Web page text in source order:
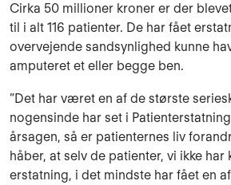
Cirka 50 millioner kroner er der
til i alt 116 patienter. De har fået
overvejende sandsynlighed kunne
amputeret et eller begge ben.
”Det har været en af de største
nogensinde har set i
årsagen, så er patienternes liv
håber, at selv de patienter, vi ikke har
erstatning, i det mindste har fået en